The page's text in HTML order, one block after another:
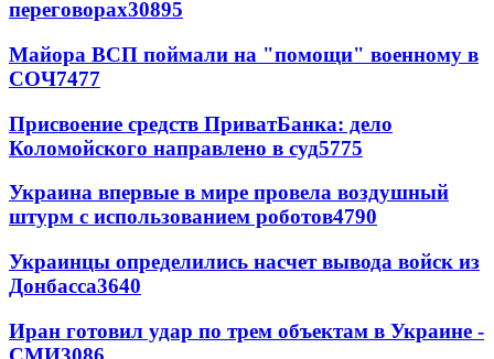
переговорах30895
Майора ВСП поймали на "помощи" военному в
СОЧ7477
Присвоение средств ПриватБанка: дело
Коломойского направлено в суд5775
Украина впервые в мире провела воздушный
штурм с использованием роботов4790
Украинцы определились насчет вывода войск из
Донбасса3640
Иран готовил удар по трем объектам в Украине -